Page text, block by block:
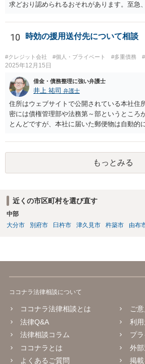
求どおり認められるおそれがあります。至急
10 時効の援用送付先について相談
#クレジット会社 #個人・プライベート #多重債務
2025年12月15日
借金・債務整理に強い弁護士
井上 祐司 弁護士
住所はウェブサイトで公開されている本社住
密には債権管理部や法務第～部というところ
とんどですが、本社に届いた郵便物は自動的
すのが通例です。 なお、信用情報において
債権者として表示されていればそこへ送るの
が、同社が貸付や立替によって取得した債権
Cコンシューマーファイナンス株式会社が保
もっとみる
近くの市区町村を選び直す
中部
大分市
別府市 臼杵市 津久見市 杵築市 由布
ココナラ法律相談について
ココナラ法律相談とは
法律Q&A
法律相談コラム
ココナラとは
よくあるご質問
ご
利
プ
外
掲